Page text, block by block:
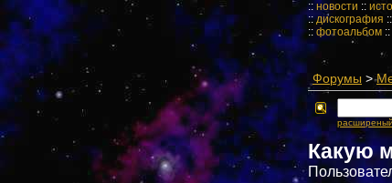
:: новости ::
::дискография ::
:: фотоальбом ::
Форумы >
расширеный
Какую